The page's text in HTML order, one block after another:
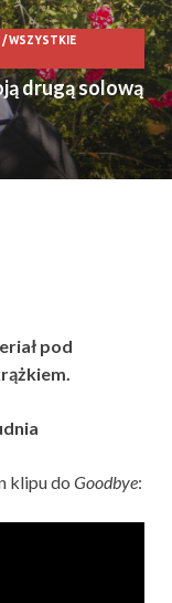
/WSZYSTKIE
drugą solową
pod
klipu do Goodbye: